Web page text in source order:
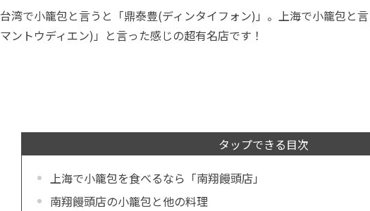
台湾で小籠包と言うと「鼎泰豊(ディンタイフォン)」。上海で小籠包と
マントウディエン)」と言った感じの超有名店です！
タップできる目次
上海で小籠包を食べるなら「南翔饅頭店」
南翔饅頭店の小籠包と他の料理